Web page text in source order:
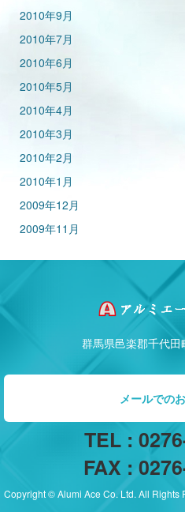
2010年9月
2010年7月
2010年6月
2010年5月
2010年4月
2010年3月
2010年2月
2010年1月
2009年12月
2009年11月
群馬県邑楽郡千代田
メールでの
TEL :
FAX :
Copyright © Alumi Ace Co. Ltd. All Rights